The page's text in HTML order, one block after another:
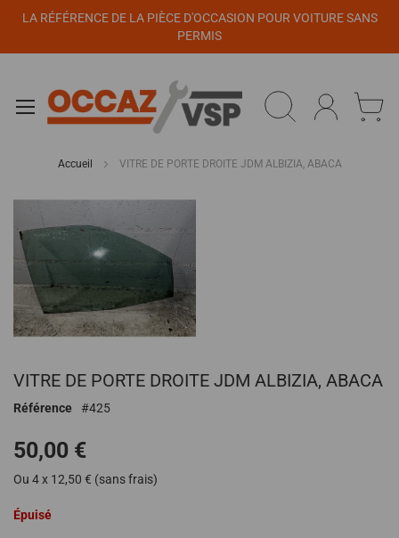
LA RÉFÉRENCE DE LA PIÈCE D'OCCASION POUR VOITURE SANS
PERMIS
Accueil VITRE DE PORTE DROITE JDM ALBIZIA, ABACA
Passer
la
fin
galerie
d’images
au
de
Galerie
VITRE DE PORTE DROITE JDM ALBIZIA, ABACA
Référence 425
50,00 €
Ou 4 x 12,50 € (sans frais)
Épuisé
Panneau de gestion des cookies